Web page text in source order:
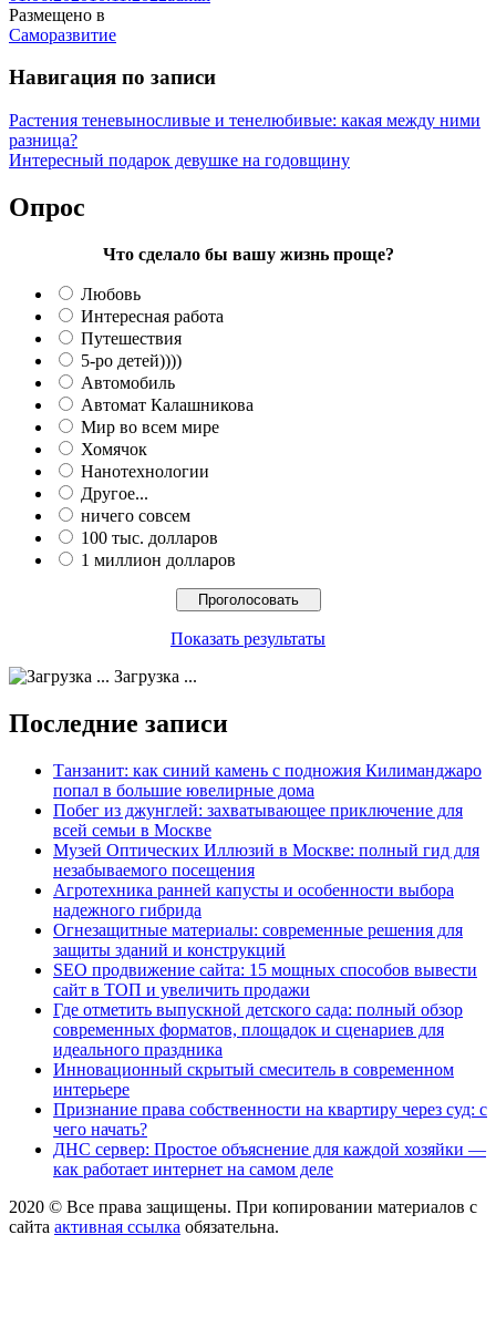
Размещено в
Саморазвитие
Навигация по записи
Растения теневыносливые и тенелюбивые: какая между ними
разница?
Интересный подарок девушке на годовщину
Опрос
Что сделало бы вашу жизнь проще?
Любовь
Интересная работа
Путешествия
5-ро детей))))
Автомобиль
Автомат Калашникова
Мир во всем мире
Хомячок
Нанотехнологии
Другое...
ничего совсем
100 тыс. долларов
1 миллион долларов
Показать результаты
Загрузка ...
Последние записи
Танзанит: как синий камень с подножия Килиманджаро
попал в большие ювелирные дома
Побег из джунглей: захватывающее приключение для
всей семьи в Москве
Музей Оптических Иллюзий в Москве: полный гид для
незабываемого посещения
Агротехника ранней капусты и особенности выбора
надежного гибрида
Огнезащитные материалы: современные решения для
защиты зданий и конструкций
SEO продвижение сайта: 15 мощных способов вывести
сайт в ТОП и увеличить продажи
Где отметить выпускной детского сада: полный обзор
современных форматов, площадок и сценариев для
идеального праздника
Инновационный скрытый смеситель в современном
интерьере
Признание права собственности на квартиру через суд: с
чего начать?
ДНС сервер: Простое объяснение для каждой хозяйки —
как работает интернет на самом деле
2020 © Все права защищены. При копировании материалов с
сайта активная ссылка обязательна.